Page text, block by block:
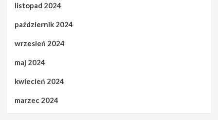
listopad 2024
październik 2024
wrzesień 2024
maj 2024
kwiecień 2024
marzec 2024